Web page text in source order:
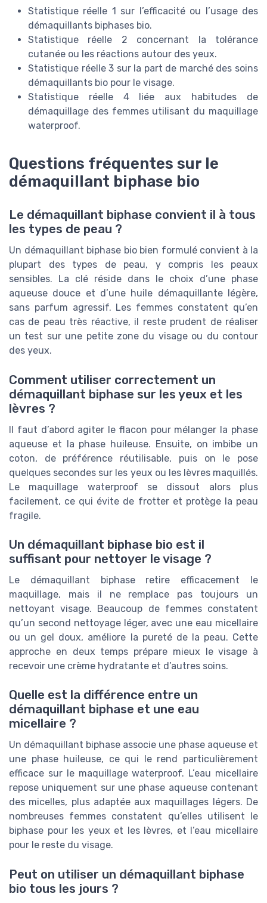
Statistique réelle 1 sur l’efficacité ou l’usage des
démaquillants biphases bio.
Statistique réelle 2 concernant la tolérance
cutanée ou les réactions autour des yeux.
Statistique réelle 3 sur la part de marché des soins
démaquillants bio pour le visage.
Statistique réelle 4 liée aux habitudes de
démaquillage des femmes utilisant du maquillage
waterproof.
Questions fréquentes sur le
démaquillant biphase bio
Le démaquillant biphase convient il à tous
les types de peau ?
Un démaquillant biphase bio bien formulé convient à la
plupart des types de peau, y compris les peaux
sensibles. La clé réside dans le choix d’une phase
aqueuse douce et d’une huile démaquillante légère,
sans parfum agressif. Les femmes constatent qu’en
cas de peau très réactive, il reste prudent de réaliser
un test sur une petite zone du visage ou du contour
des yeux.
Comment utiliser correctement un
démaquillant biphase sur les yeux et les
lèvres ?
Il faut d’abord agiter le flacon pour mélanger la phase
aqueuse et la phase huileuse. Ensuite, on imbibe un
coton, de préférence réutilisable, puis on le pose
quelques secondes sur les yeux ou les lèvres maquillés.
Le maquillage waterproof se dissout alors plus
facilement, ce qui évite de frotter et protège la peau
fragile.
Un démaquillant biphase bio est il
suffisant pour nettoyer le visage ?
Le démaquillant biphase retire efficacement le
maquillage, mais il ne remplace pas toujours un
nettoyant visage. Beaucoup de femmes constatent
qu’un second nettoyage léger, avec une eau micellaire
ou un gel doux, améliore la pureté de la peau. Cette
approche en deux temps prépare mieux le visage à
recevoir une crème hydratante et d’autres soins.
Quelle est la différence entre un
démaquillant biphase et une eau
micellaire ?
Un démaquillant biphase associe une phase aqueuse et
une phase huileuse, ce qui le rend particulièrement
efficace sur le maquillage waterproof. L’eau micellaire
repose uniquement sur une phase aqueuse contenant
des micelles, plus adaptée aux maquillages légers. De
nombreuses femmes constatent qu’elles utilisent le
biphase pour les yeux et les lèvres, et l’eau micellaire
pour le reste du visage.
Peut on utiliser un démaquillant biphase
bio tous les jours ?